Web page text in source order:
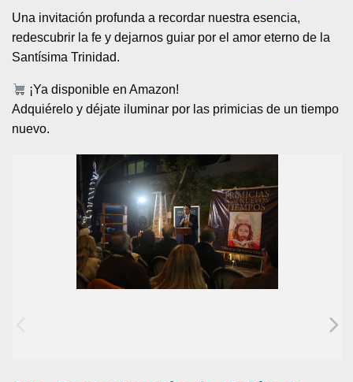
Una invitación profunda a recordar nuestra esencia,
redescubrir la fe y dejarnos guiar por el amor eterno de la
Santísima Trinidad.
¡Ya disponible en Amazon!
Adquiérelo y déjate iluminar por las primicias de un tiempo
nuevo.